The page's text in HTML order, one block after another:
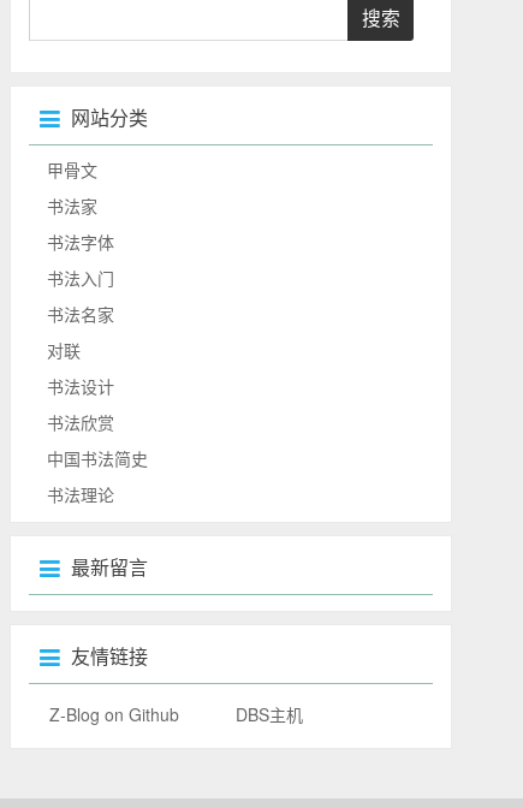
网站分类
甲骨文
书法家
书法字体
书法入门
书法名家
对联
书法设计
书法欣赏
中国书法简史
书法理论
最新留言
友情链接
Z-Blog on Github DBS主机